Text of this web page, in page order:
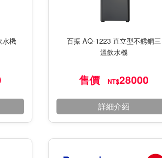
水機
百振 AQ-1223 直立型不銹鋼三
溫飲水機
售價 NT$28000
詳細介紹